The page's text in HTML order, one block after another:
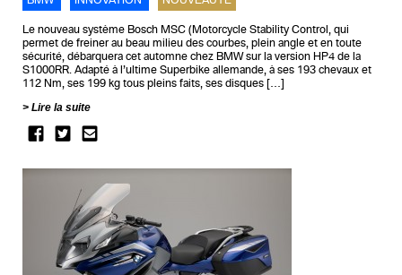
Le nouveau système Bosch MSC (Motorcycle Stability Control, qui
permet de freiner au beau milieu des courbes, plein angle et en toute
sécurité, débarquera cet automne chez BMW sur la version HP4 de la
S1000RR. Adapté à l’ultime Superbike allemande, à ses 193 chevaux et
112 Nm, ses 199 kg tous pleins faits, ses disques […]
Lire la suite